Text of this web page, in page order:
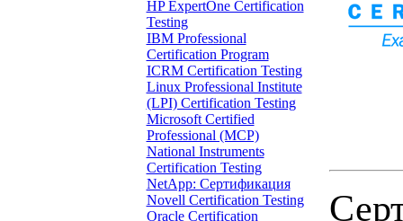
HP ExpertOne Certification
Testing
IBM Professional
Certification Program
ICRM Certification Testing
Linux Professional Institute
(LPI) Certification Testing
Microsoft Certified
Professional (MCP)
National Instruments
Certification Testing
NetApp: Сертификация
Novell Certification Testing
Oracle Certification